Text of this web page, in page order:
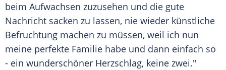
beim Aufwachsen zuzusehen und die gute
Nachricht sacken zu lassen, nie wieder künstliche
Befruchtung machen zu müssen, weil ich nun
meine perfekte Familie habe und dann einfach so
- ein wunderschöner Herzschlag, keine zwei."